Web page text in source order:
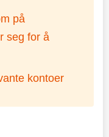
på
seg for å
kontoer